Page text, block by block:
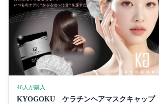
46人が購入
KYOGOKU ケラチンヘアマスクキャップ